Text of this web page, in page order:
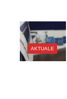
AKTUALE